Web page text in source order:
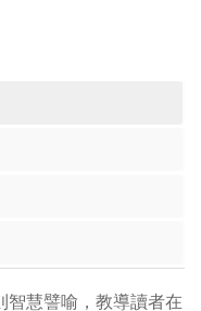
智慧譬喻，教導讀者在